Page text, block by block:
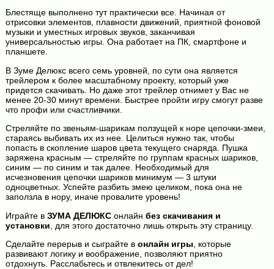
Блестяще выполнено тут практически все. Начиная от
отрисовки элементов, плавности движений, приятной фоновой
музыки и уместных игровых звуков, заканчивая
универсальностью игры. Она работает на ПК, смартфоне и
планшете.
В Зуме Делюкс всего семь уровней, по сути она является
трейлером к более масштабному проекту, который уже
придется скачивать. Но даже этот трейлер отнимет у Вас не
менее 20-30 минут времени. Быстрее пройти игру смогут разве
что профи или счастливчики.
Стреляйте по звеньям-шарикам ползущей к норе цепочки-змеи,
стараясь выбивать их из нее. Целиться нужно так, чтобы
попасть в скопление шаров цвета текущего снаряда. Пушка
заряжена красным — стреляйте по группам красных шариков,
синим — по синим и так далее. Необходимый для
исчезновения цепочки шариков минимум — 3 штуки
одноцветных. Успейте разбить змею целиком, пока она не
заползла в нору, иначе провалите уровень!
Играйте в ЗУМА ДЕЛЮКСонлайн без скачивания и
установки , для этого достаточно лишь открыть эту страницу.
Сделайте перерыв и сыграйте в онлайн игры , которые
развивают логику и воображение, позволяют приятно
отдохнуть. Расслабьтесь и отвлекитесь от дел!